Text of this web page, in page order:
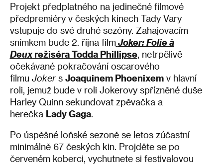
Projekt předplatného na jedinečné filmové
předpremiéry v českých kinech Tady Vary
vstupuje do své druhé sezóny. Zahajovacím
snímkem bude 2. října film Joker: Folie à
Deuxrežiséra Todda Phillipse, netrpělivě
očekávané pokračování oscarového
filmu Jokers Joaquinem Phoenixemv hlavní
roli, jemuž bude v roli Jokerovy spřízněné duše
Harley Quinn sekundovat zpěvačka a
herečka Lady Gaga.
Po úspěšné loňské sezoně se letos zúčastní
minimálně 67 českých kin. Projděte se po
červeném koberci, vychutnete si festivalovou